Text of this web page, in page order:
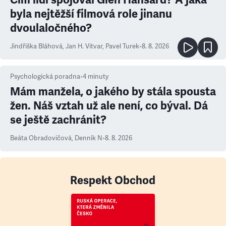
byla nejtěžší filmová role jinanu
dvoulaločného?
Jindřiška Bláhová, Jan H. Vitvar, Pavel Turek•8. 8. 2026
Psychologická poradna•4 minuty
Mám manžela, o jakého by stála spousta
žen. Náš vztah už ale není, co býval. Dá
se ještě zachránit?
Beáta Obradovičová, Denník N•8. 8. 2026
Respekt Obchod